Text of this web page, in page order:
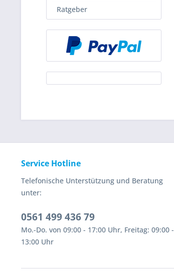
Ratgeber
Service Hotline
Telefonische Unterstützung und Beratung
unter:
0561 499 436 79
Mo.-Do. von 09:00 - 17:00 Uhr, Freitag: 09:00 -
13:00 Uhr